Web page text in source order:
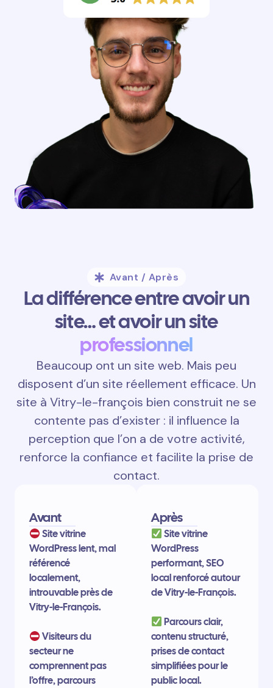
Avant / Après
La différence entre avoir un
site… et avoir un site
professionnel
Beaucoup ont un site web. Mais peu
disposent d’un site réellement efficace. Un
site à Vitry-le-françois bien construit ne se
contente pas d’exister : il influence la
perception que l’on a de votre activité,
renforce la confiance et facilite la prise de
contact.
Avant
Site vitrine
WordPress lent, mal
référencé
localement,
introuvable près de
Vitry-le-François.
Visiteurs du
secteur ne
comprennent pas
l’offre, parcours
Après
Site vitrine
WordPress
performant, SEO
local renforcé autour
de Vitry-le-François.
Parcours clair,
contenu structuré,
prises de contact
simplifiées pour le
public local.